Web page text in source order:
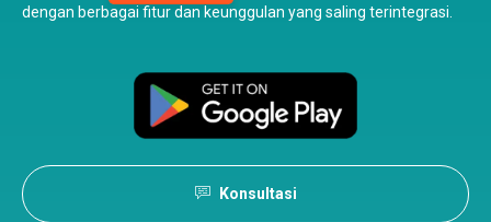
dengan berbagai fitur dan keunggulan yang saling terintegrasi.
Konsultasi